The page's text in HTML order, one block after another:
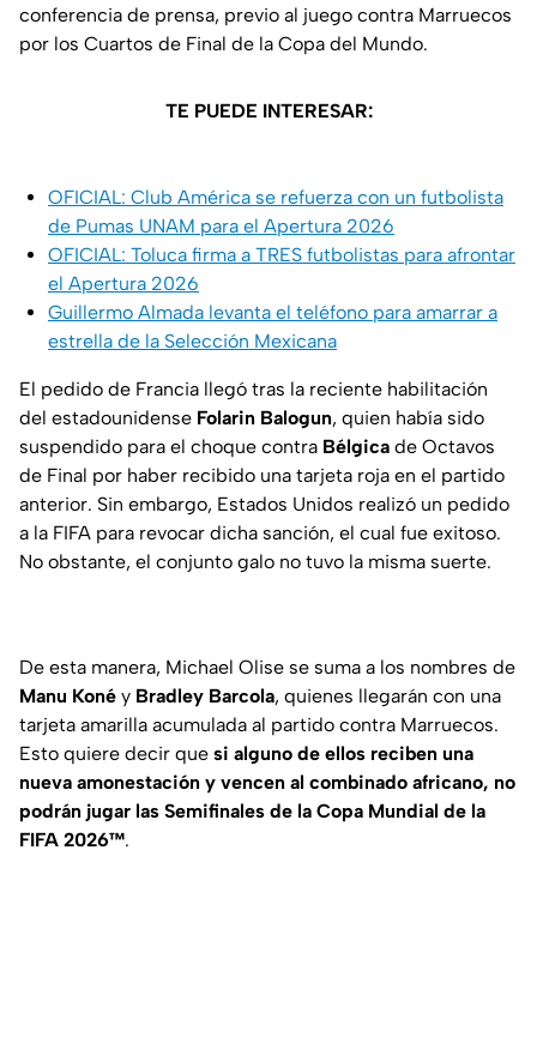
conferencia de prensa, previo al juego contra Marruecos
por los Cuartos de Final de la Copa del Mundo.
TE PUEDE INTERESAR:
OFICIAL: Club América se refuerza con un futbolista
de Pumas UNAM para el Apertura 2026
OFICIAL: Toluca firma a TRES futbolistas para afrontar
el Apertura 2026
Guillermo Almada levanta el teléfono para amarrar a
estrella de la Selección Mexicana
El pedido de Francia llegó tras la reciente habilitación
del estadounidense Folarin Balogun, quien había sido
suspendido para el choque contra Bélgica de Octavos
de Final por haber recibido una tarjeta roja en el partido
anterior. Sin embargo, Estados Unidos realizó un pedido
a la FIFA para revocar dicha sanción, el cual fue exitoso.
No obstante, el conjunto galo no tuvo la misma suerte.
De esta manera, Michael Olise se suma a los nombres de
Manu Koné y Bradley Barcola, quienes llegarán con una
tarjeta amarilla acumulada al partido contra Marruecos.
Esto quiere decir que si alguno de ellos reciben una
nueva amonestación y vencen al combinado africano, no
podrán jugar las Semifinales de la Copa Mundial de la
FIFA 2026™.